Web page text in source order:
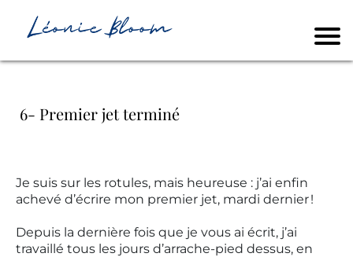
6- Premier jet terminé
Je suis sur les rotules, mais heureuse : j’ai enfin
achevé d’écrire mon premier jet, mardi dernier !
Depuis la dernière fois que je vous ai écrit, j’ai
travaillé tous les jours d’arrache-pied dessus, en